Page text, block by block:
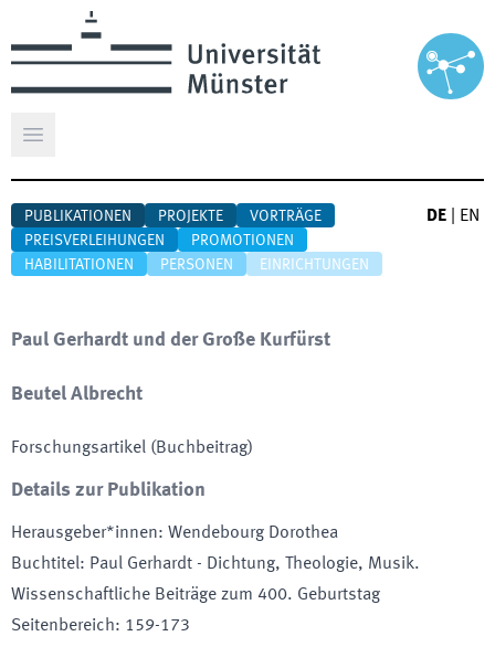
Hauptmenü öffnen
PUBLIKATIONEN PROJEKTE
VORTRÄGE
PREISVERLEIHUNGEN
PROMOTIONEN
HABILITATIONEN
PERSONEN EINRICHTUNGEN
DE EN
Paul Gerhardt und der Große Kurfürst
Beutel Albrecht
Forschungsartikel (Buchbeitrag)
Details zur Publikation
Herausgeber*innen: Wendebourg Dorothea
Buchtitel: Paul Gerhardt - Dichtung, Theologie, Musik.
Wissenschaftliche Beiträge zum 400. Geburtstag
Seitenbereich: 159-173